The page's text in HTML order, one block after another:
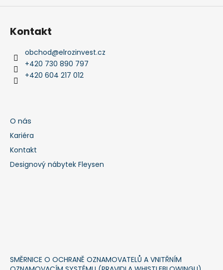
Kontakt
obchod@elrozinvest.cz
+420 730 890 797
+420 604 217 012
O nás
Kariéra
Kontakt
Designový nábytek Fleysen
SMĚRNICE O OCHRANĚ OZNAMOVATELŮ A VNITŘNÍM